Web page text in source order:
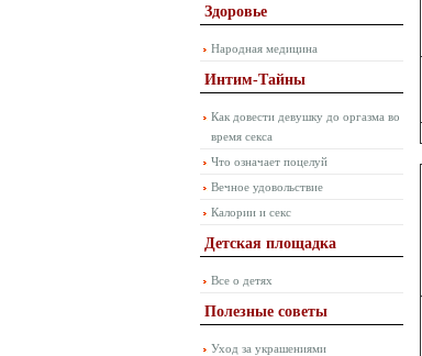
Здоровье
Народная медицина
Интим-Тайны
Как довести девушку до оргазма во
время секса
Что означает поцелуй
Вечное удовольствие
Калории и секс
Детская площадка
Все о детях
Полезные советы
Уход за украшениями